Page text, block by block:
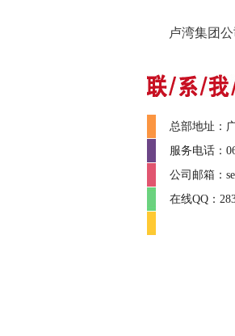
卢湾集团
总部地址：
服务电话：
公司邮箱：
在线QQ：